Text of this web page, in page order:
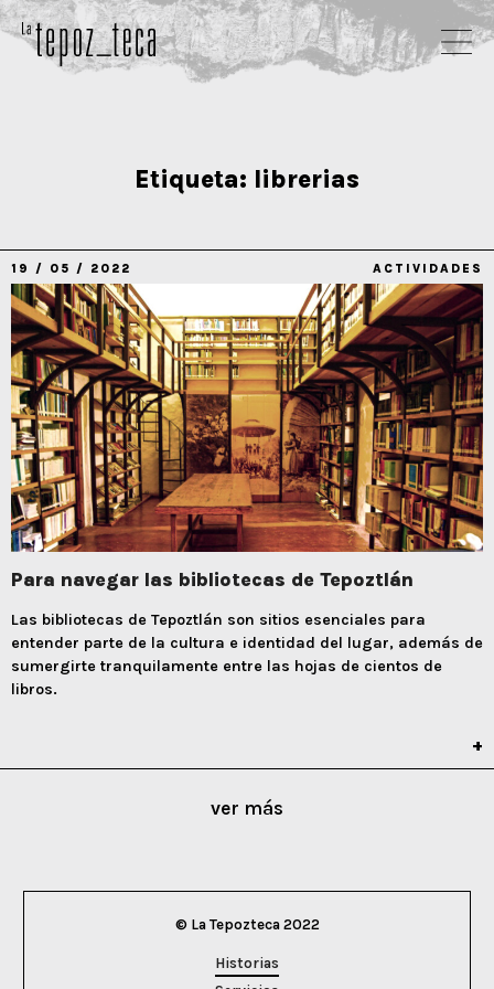
Etiqueta: librerias
19 / 05 / 2022 ACTIVIDADES
Para navegar las bibliotecas de Tepoztlán
Las bibliotecas de Tepoztlán son sitios esenciales para
entender parte de la cultura e identidad del lugar, además de
sumergirte tranquilamente entre las hojas de cientos de
libros.
ver más
© La Tepozteca 2022
Historias